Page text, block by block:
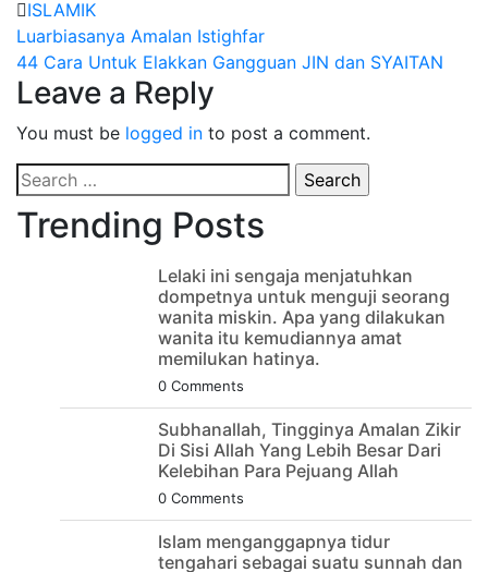
ISLAMIK
Post
navigation
Luarbiasanya Amalan Istighfar
44 Cara Untuk Elakkan Gangguan JIN dan SYAITAN
Leave a Reply
You must be logged in to post a comment.
Search
for:
Trending Posts
Lelaki ini sengaja menjatuhkan
dompetnya untuk menguji seorang
wanita miskin. Apa yang dilakukan
wanita itu kemudiannya amat
memilukan hatinya.
0 Comments
Subhanallah, Tingginya Amalan Zikir
Di Sisi Allah Yang Lebih Besar Dari
Kelebihan Para Pejuang Allah
0 Comments
Islam menganggapnya tidur
tengahari sebagai suatu sunnah dan